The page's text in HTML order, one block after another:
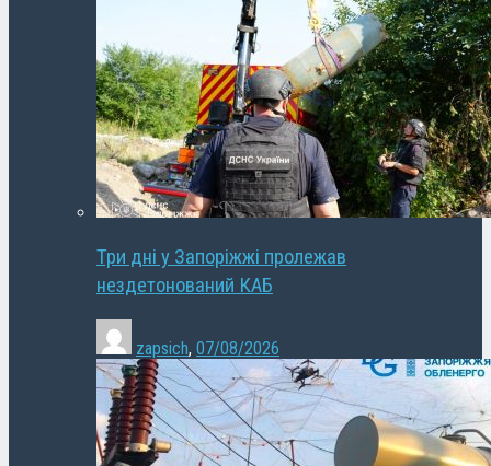
Три дні у Запоріжжі пролежав
нездетонований КАБ
zapsich, 07/08/2026